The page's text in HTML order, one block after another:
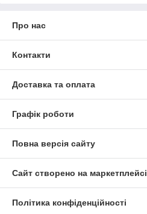
Про нас
Контакти
Доставка та оплата
Графік роботи
Повна версія сайту
Сайт створено на маркетплейсі
Політика конфіденційності